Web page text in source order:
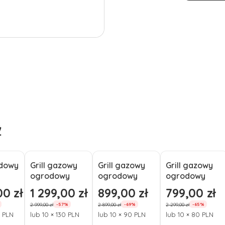
zł
Okazja
Grill gazowy
ogrodowy
Professional
Power Edition
2 z 2 palnikami
Cena promocyjna
1 299,00 zł
2 999,00 zł -57%
lub 10 × 130 PLN
Okazja
Grill gazowy
ogrodowy
Performance
PRO S 2 z 2
palnikami
Cena promocyjna
899,00 zł
2 899,00 zł -69%
lub 10 × 90 PLN
Okazja
Grill gazowy
ogrodowy
Professional
Core B 2
palniki na 4
Cena
799,00 zł
2 299,00 zł -65%
lub 10 × 80 PLN